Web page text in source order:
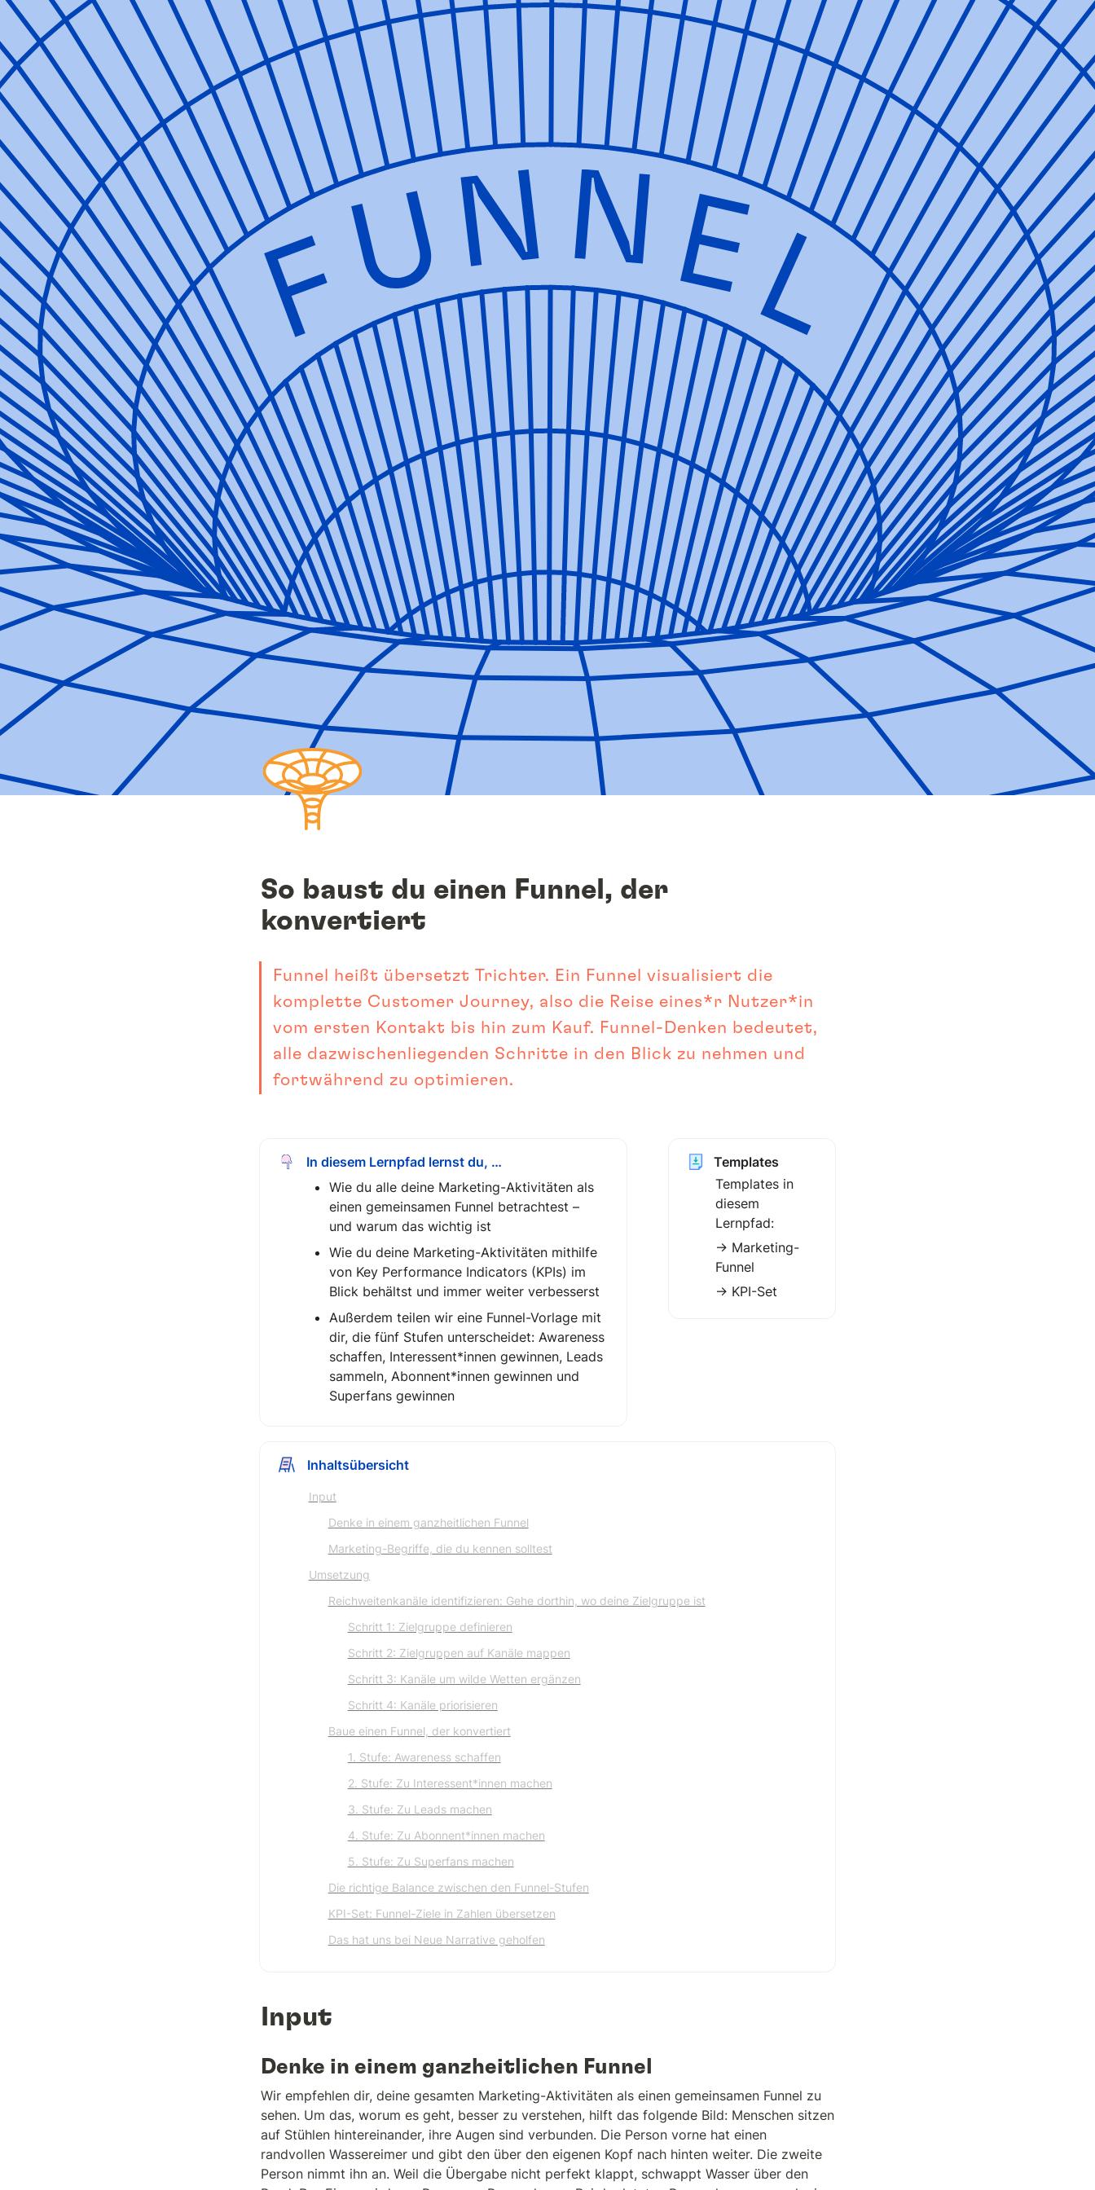
So baust du einen Funnel, der
konvertiert
Funnel heißt übersetzt Trichter. Ein Funnel visualisiert die
komplette Customer Journey, also die Reise eines*r Nutzer*in
vom ersten Kontakt bis hin zum Kauf. Funnel-Denken bedeutet,
alle dazwischenliegenden Schritte in den Blick zu nehmen und
fortwährend zu optimieren.
In diesem Lernpfad lernst du, …
Wie du alle deine Marketing-Aktivitäten als
einen gemeinsamen Funnel betrachtest –
und warum das wichtig ist
Wie du deine Marketing-Aktivitäten mithilfe
von Key Performance Indicators (KPIs) im
Blick behältst und immer weiter verbesserst
Außerdem teilen wir eine Funnel-Vorlage mit
dir, die fünf Stufen unterscheidet: Awareness
schaffen, Interessent*innen gewinnen, Leads
sammeln, Abonnent*innen gewinnen und
Superfans gewinnen
Templates
Templates in
diesem
Lernpfad:
→ Marketing-
Funnel
→ KPI-Set
Inhaltsübersicht
Input
Denke in einem ganzheitlichen Funnel
Marketing-Begriffe, die du kennen solltest
Umsetzung
Reichweitenkanäle identifizieren: Gehe dorthin, wo deine Zielgruppe ist
Schritt 1: Zielgruppe definieren
Schritt 2: Zielgruppen auf Kanäle mappen
Schritt 3: Kanäle um wilde Wetten ergänzen
Schritt 4: Kanäle priorisieren
Baue einen Funnel, der konvertiert
1. Stufe: Awareness schaffen
2. Stufe: Zu Interessent*innen machen
3. Stufe: Zu Leads machen
4. Stufe: Zu Abonnent*innen machen
5. Stufe: Zu Superfans machen
Die richtige Balance zwischen den Funnel-Stufen
KPI-Set: Funnel-Ziele in Zahlen übersetzen
Das hat uns bei Neue Narrative geholfen
Input
Denke in einem ganzheitlichen Funnel
Wir empfehlen dir, deine gesamten Marketing-Aktivitäten als einen gemeinsamen Funnel zu
sehen. Um das, worum es geht, besser zu verstehen, hilft das folgende Bild: Menschen sitzen
auf Stühlen hintereinander, ihre Augen sind verbunden. Die Person vorne hat einen
randvollen Wassereimer und gibt den über den eigenen Kopf nach hinten weiter. Die zweite
Person nimmt ihn an. Weil die Übergabe nicht perfekt klappt, schwappt Wasser über den